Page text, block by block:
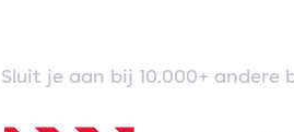
Sluit je aan bij 10.000+ andere